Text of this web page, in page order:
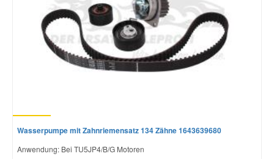
Wasserpumpe mit Zahnriemensatz 134 Zähne 1643639680
Anwendung: Bei TU5JP4/B/G Motoren